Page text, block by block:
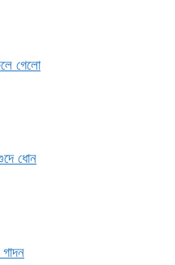
গেলো
ধোন